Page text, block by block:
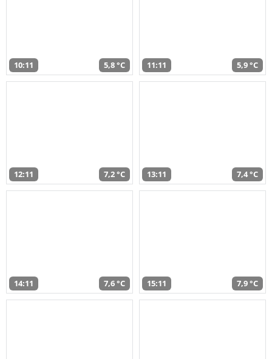
10:11 5,8 °C 11:11 5,9 °C
12:11 7,2 °C 13:11 7,4 °C
14:11 7,6 °C 15:11 7,9 °C